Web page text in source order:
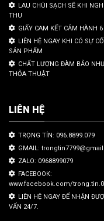
LAU CHÙI SẠCH SẼ KHI
THU
GIẤY CAM KẾT CẢM HÀNH
LIÊN HỆ NGAY KHI CÓ SỰ
SẢN PHẨM
CHẤT LƯỢNG ĐÀM BẢO
THỎA THUẬT
LIÊN HỆ
TRỌNG TÍN: 096.8899.079
GMAIL:
ZALO: 0968899079
FACEBOOK:
www.facebook.com/
LIÊN HỆ NGAY ĐỂ NHẬN
VẤN 24/7.